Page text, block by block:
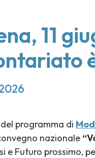
11
del programma di
nazionale
e Futuro prossimo,